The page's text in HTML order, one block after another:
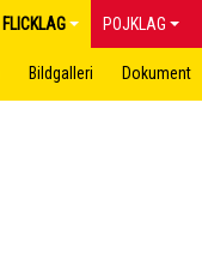
FLICKLAG POJKLAG
Bildgalleri Dokument